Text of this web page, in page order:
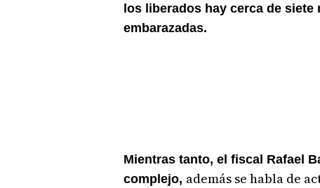
los liberados hay cerca de
embarazadas.
Mientras tanto, el fiscal Rafael
complejo, además se habla de